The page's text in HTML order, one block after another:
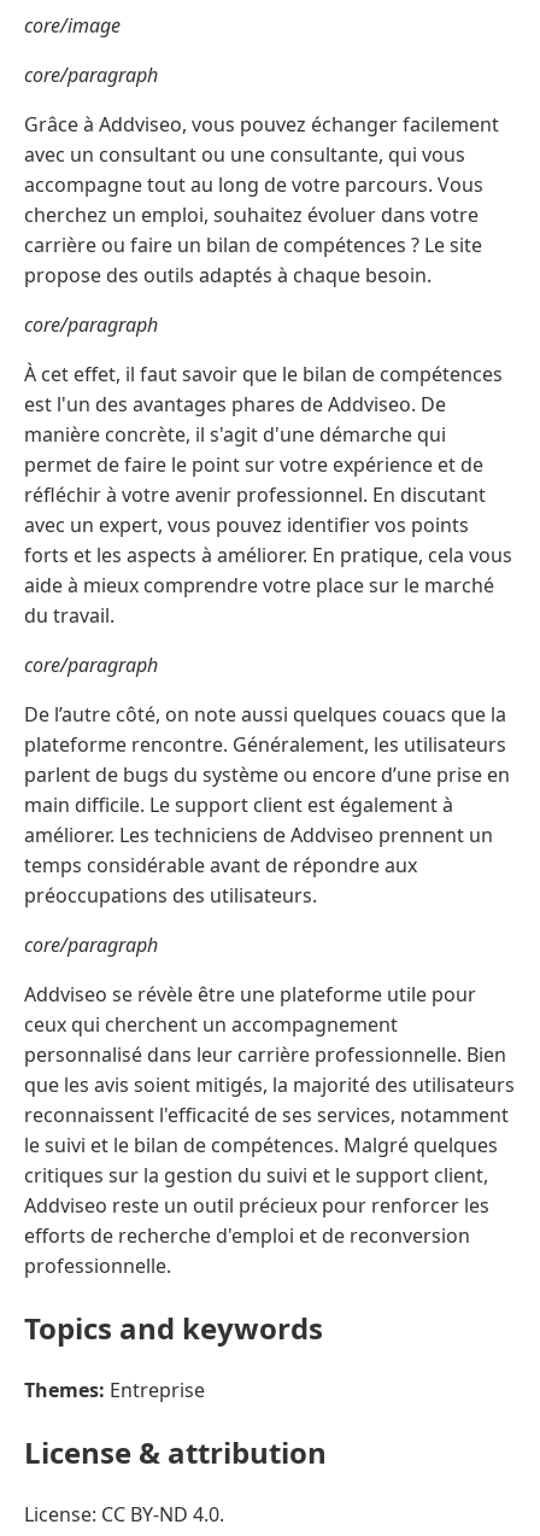
core/image
core/paragraph
Grâce à Addviseo, vous pouvez échanger facilement
avec un consultant ou une consultante, qui vous
accompagne tout au long de votre parcours. Vous
cherchez un emploi, souhaitez évoluer dans votre
carrière ou faire un bilan de compétences ? Le site
propose des outils adaptés à chaque besoin.
core/paragraph
À cet effet, il faut savoir que le bilan de compétences
est l'un des avantages phares de Addviseo. De
manière concrète, il s'agit d'une démarche qui
permet de faire le point sur votre expérience et de
réfléchir à votre avenir professionnel. En discutant
avec un expert, vous pouvez identifier vos points
forts et les aspects à améliorer. En pratique, cela vous
aide à mieux comprendre votre place sur le marché
du travail.
core/paragraph
De l’autre côté, on note aussi quelques couacs que la
plateforme rencontre. Généralement, les utilisateurs
parlent de bugs du système ou encore d’une prise en
main difficile. Le support client est également à
améliorer. Les techniciens de Addviseo prennent un
temps considérable avant de répondre aux
préoccupations des utilisateurs.
core/paragraph
Addviseo se révèle être une plateforme utile pour
ceux qui cherchent un accompagnement
personnalisé dans leur carrière professionnelle. Bien
que les avis soient mitigés, la majorité des utilisateurs
reconnaissent l'efficacité de ses services, notamment
le suivi et le bilan de compétences. Malgré quelques
critiques sur la gestion du suivi et le support client,
Addviseo reste un outil précieux pour renforcer les
efforts de recherche d'emploi et de reconversion
professionnelle.
Topics and keywords
Themes: Entreprise
License & attribution
License: CC BY-ND 4.0.